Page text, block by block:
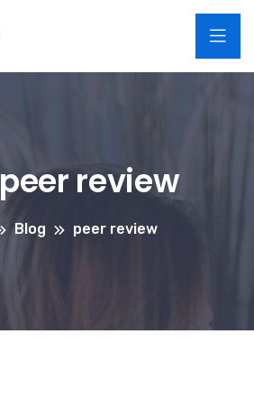
peer review
Blog peer review